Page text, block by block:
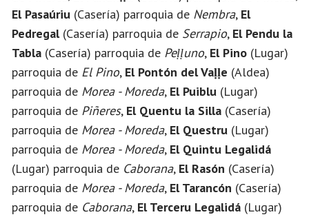
El Pasaúriu (Casería) parroquia de Nembra, El
Pedregal(Casería) parroquia de Serrapio, El Pendu la
Tabla (Casería) parroquia de Peḷḷuno, El Pino (Lugar)
parroquia de El Pino, El Pontón del Vaḷḷe (Aldea)
parroquia de Morea - Moreda, El Puiblu (Lugar)
parroquia de Piñeres, El Quentu la Silla (Casería)
parroquia de Morea - Moreda, El Questru (Lugar)
parroquia de Morea - Moreda, El Quintu Legalidá
(Lugar) parroquia de Caborana, El Rasón (Casería)
parroquia de Morea - Moreda, El Tarancón (Casería)
parroquia de Caborana, El Terceru Legalidá (Lugar)